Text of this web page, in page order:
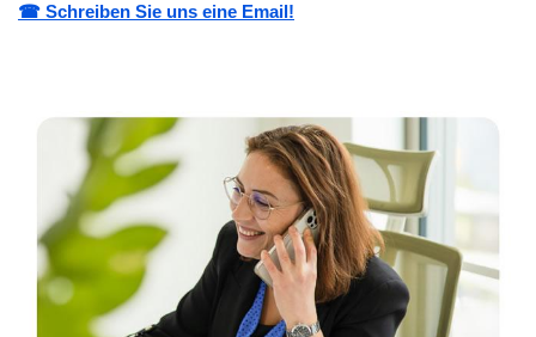
☎ Schreiben Sie uns eine Email!